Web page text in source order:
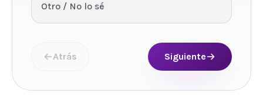
Otro / No lo sé
Atrás Siguiente